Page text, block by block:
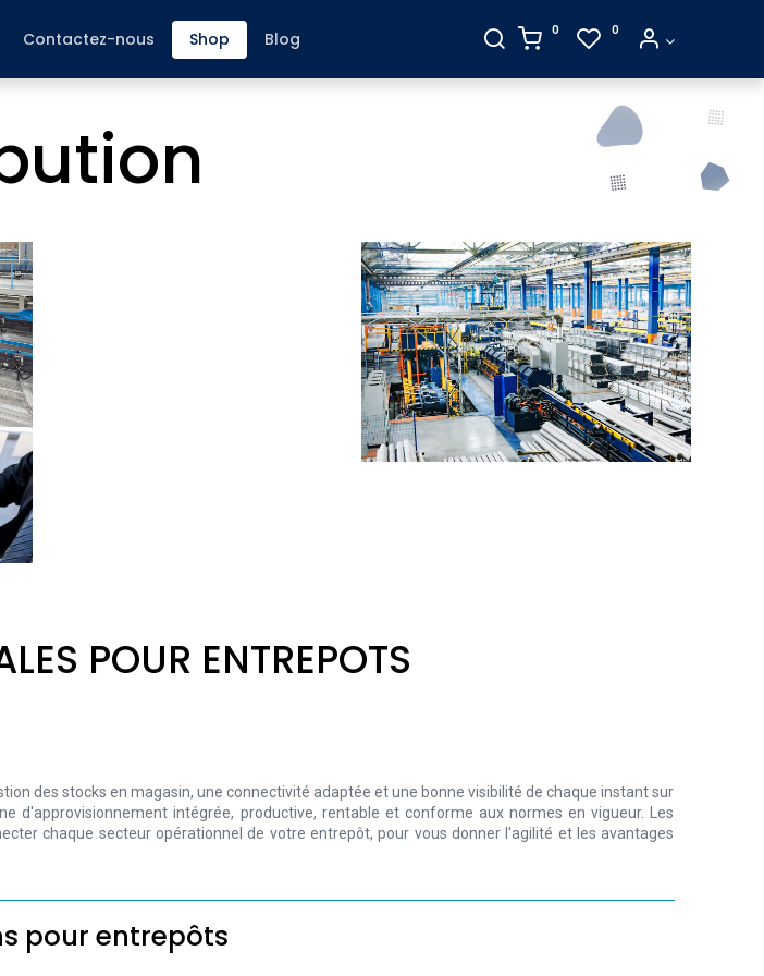
Contactez-nous Shop Blog 0 0
POUR ENTREPOTS
des stocks en magasin, une connectivité adaptée et une bonne visibilité de chaque instant sur
intégrée, productive, rentable et conforme aux normes en vigueur. Les
chaque secteur opérationnel de votre entrepôt, pour vous donner l'agilité et les avantages
pour entrepôts